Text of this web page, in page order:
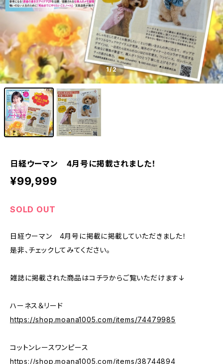
1/2
日経ウーマン 4月号に掲載されました！
¥99,999
SOLD OUT
日経ウーマン 4月号に掲載に掲載していただきました！
是非、チェックしてみてください。
雑誌に掲載された商品はコチラからご覧いただけます↓
ハーネス＆リード
https://shop.moana1005.com/items/74479985
コットンレースワンピース
https://shop.moana1005.com/items/38744894